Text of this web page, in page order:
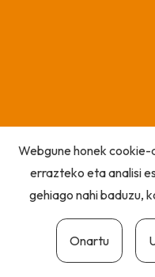
Webgune honek
errazteko eta analisi
gehiago nahi baduzu,
Onartu